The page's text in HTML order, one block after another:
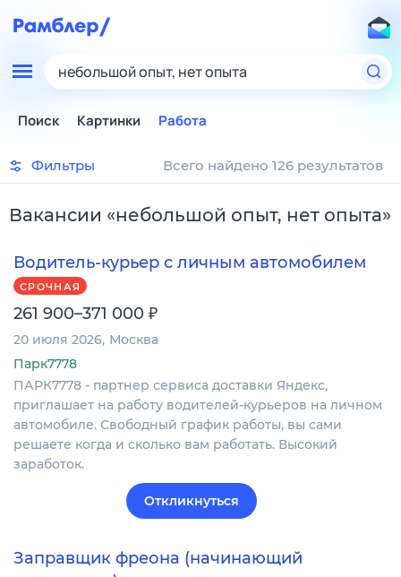
небольшой опыт, нет опыта
Поиск Картинки Работа
Фильтры Всего найдено 126 результатов
Вакансии «небольшой опыт, нет опыта»
Водитель-курьер с личным автомобилем
СРОЧНАЯ
261 900–371 000 ₽
20 июля 2026 Москва
Парк7778
ПАРК7778 - партнер сервиса доставки Яндекс,
приглашает на работу водителей-курьеров на личном
автомобиле. Свободный график работы, вы сами
решаете когда и сколько вам работать. Высокий
заработок.
Откликнуться
Заправщик фреона (начинающий